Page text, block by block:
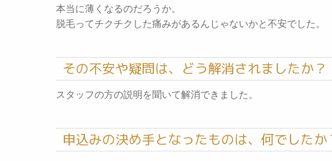
本当に薄くなるのだろうか。
脱毛ってチクチクした痛みがあるんじゃないかと不安でした。
その不安や疑問は、どう解消されましたか？
スタッフの方の説明を聞いて解消できました。
申込みの決め手となったものは、何でしたか